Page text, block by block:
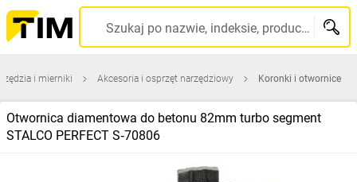
Szukaj po nazwie, indeksie, producencie, kodzie kreskowym...
i mierniki Akcesoria i osprzęt narzędziowy Koronki i otwornice
Otwornica diamentowa do betonu 82mm turbo segment
STALCO PERFECT S‑70806